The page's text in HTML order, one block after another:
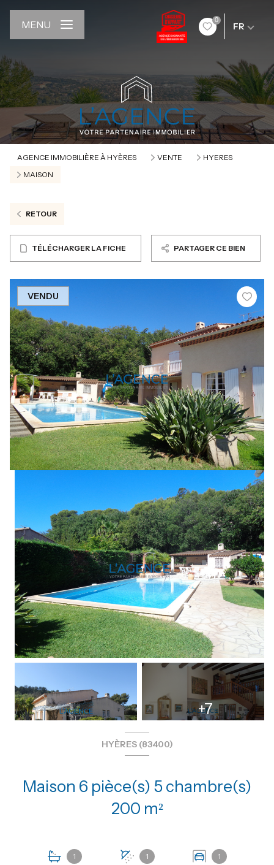
0
FR
MENU
AGENCE IMMOBILIÈRE À HYÈRES VENTE
HYERES
MAISON
RETOUR
TÉLÉCHARGER LA FICHE PARTAGER CE BIEN
VENDU
+7
HYÈRES (83400)
Maison 6 pièce(s) 5 chambre(s)
200 m²
1 1 1